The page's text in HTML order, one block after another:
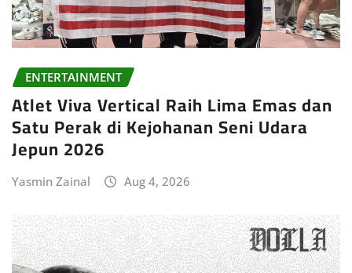
ENTERTAINMENT
Atlet Viva Vertical Raih Lima Emas dan
Satu Perak di Kejohanan Seni Udara
Jepun 2026
Yasmin Zainal Aug 4, 2026